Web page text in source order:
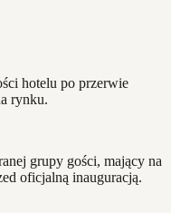
hotelu po przerwie
rynku.
grupy gości, mający na
oficjalną inauguracją.